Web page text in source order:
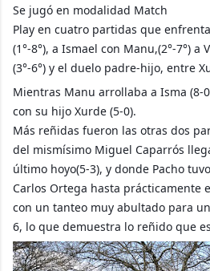
Se jugó en modalidad Match
Play en cuatro partidas que
(1°-8°), a Ismael con Manu,(2°-7°)
(3°-6°) y el duelo padre-hijo, entre
Mientras Manu arrollaba a Isma (8-
con su hijo Xurde (5-0).
Más reñidas fueron las otras dos
del mismísimo Miguel Caparrós
último hoyo(5-3), y donde Pacho
Carlos Ortega hasta prácticamente
con un tanteo muy abultado para
6, lo que demuestra lo reñido que